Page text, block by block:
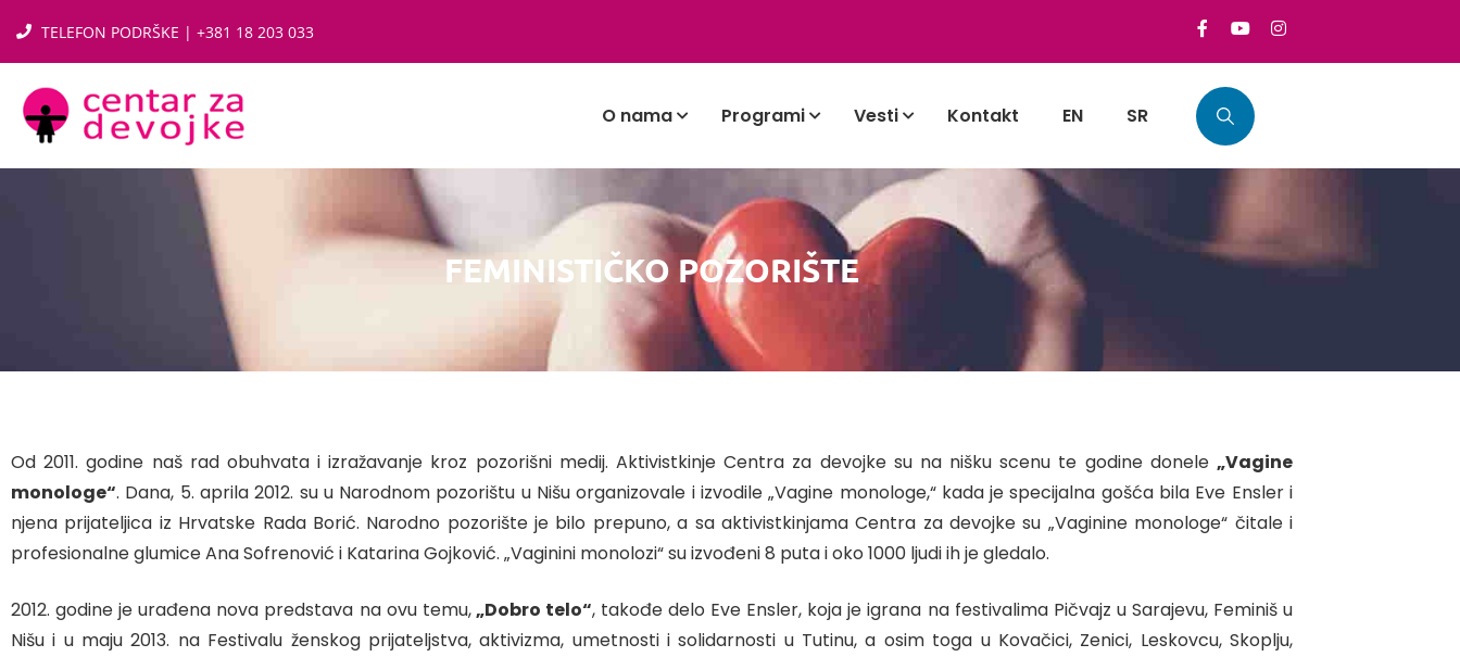
TELEFON PODRŠKE | +381 18 203 033
O nama Programi Vesti Kontakt EN SR
FEMINISTIČKO POZORIŠTE
Od 2011. godine naš rad obuhvata i izražavanje kroz pozorišni medij. Aktivistkinje Centra za devojke su na nišku scenu te godine donele „Vagine
monologe“. Dana, 5. aprila 2012. su u Narodnom pozorištu u Nišu organizovale i izvodile „Vagine monologe,“ kada je specijalna gošća bila Eve Ensler i
njena prijateljica iz Hrvatske Rada Borić. Narodno pozorište je bilo prepuno, a sa aktivistkinjama Centra za devojke su „Vaginine monologe“ čitale i
profesionalne glumice Ana Sofrenović i Katarina Gojković. „Vaginini monolozi“ su izvođeni 8 puta i oko 1000 ljudi ih je gledalo.
2012. godine je urađena nova predstava na ovu temu,„Dobro telo“, takođe delo Eve Ensler, koja je igrana na festivalima Pičvajz u Sarajevu, Feminiš u
Nišu i u maju 2013. na Festivalu ženskog prijateljstva, aktivizma, umetnosti i solidarnosti u Tutinu, a osim toga u Kovačici, Zenici, Leskovcu, Skoplju,